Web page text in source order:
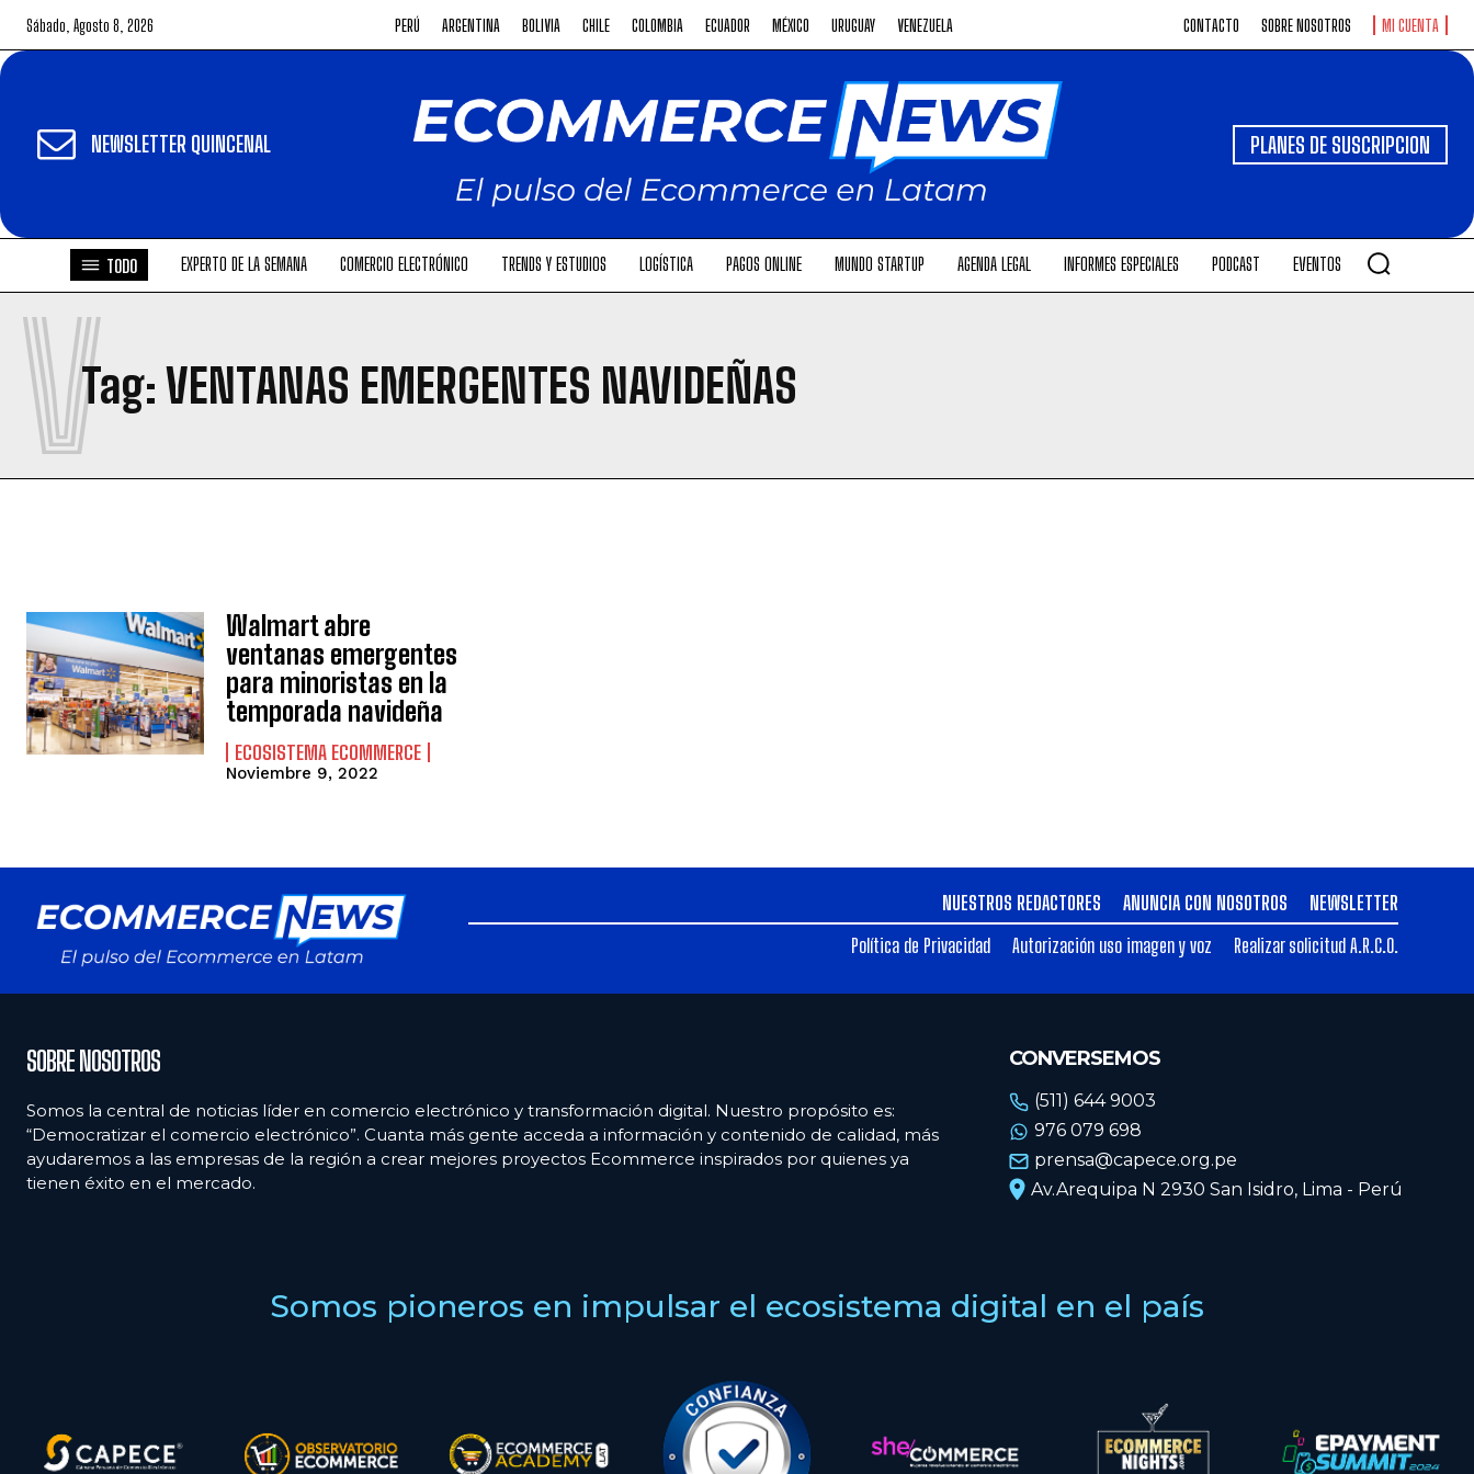
Sábado, Agosto 8, 2026 PERÚ ARGENTINA BOLIVIA CHILE COLOMBIA ECUADOR MÉXICO URUGUAY VENEZUELA CONTACTO SOBRE NOSOTROS MI CUENTA
NEWSLETTER QUINCENAL PLANES DE SUSCRIPCION
TODO EXPERTO DE LA SEMANA COMERCIO ELECTRÓNICO TRENDS Y ESTUDIOS LOGÍSTICA PAGOS ONLINE MUNDO STARTUP AGENDA LEGAL INFORMES ESPECIALES PODCAST EVENTOS
Tag: VENTANAS EMERGENTES NAVIDEÑAS
V
Walmart abre
ventanas emergentes
para minoristas en la
temporada navideña
ECOSISTEMA ECOMMERCE
Noviembre 9, 2022
NUESTROS REDACTORES ANUNCIA CON NOSOTROS
NEWSLETTER
Política de Privacidad
Autorización uso imagen y voz Realizar solicitud A.R.C.O.
SOBRE NOSOTROS
Somos la central de noticias líder en comercio electrónico y transformación digital. Nuestro propósito es:
“Democratizar el comercio electrónico”. Cuanta más gente acceda a información y contenido de calidad, más
ayudaremos a las empresas de la región a crear mejores proyectos Ecommerce inspirados por quienes ya
tienen éxito en el mercado.
CONVERSEMOS
(511) 644 9003
976 079 698
prensa@capece.org.pe
Av.Arequipa N 2930 San Isidro, Lima - Perú
Somos pioneros en impulsar el ecosistema digital en el país